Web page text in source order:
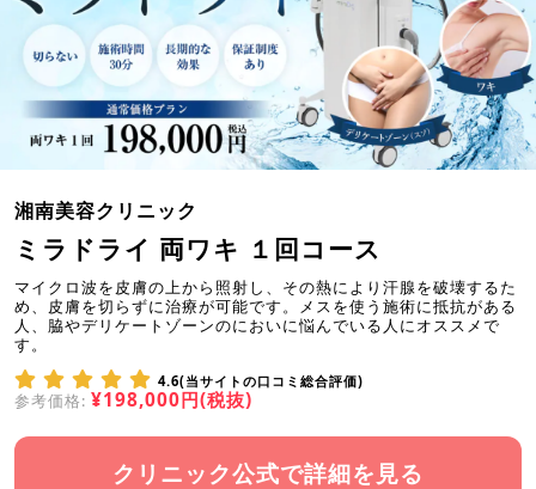
湘南美容クリニック
ミラドライ 両ワキ １回コース
マイクロ波を皮膚の上から照射し、その熱により汗腺を破壊するた
め、皮膚を切らずに治療が可能です。メスを使う施術に抵抗がある
人、脇やデリケートゾーンのにおいに悩んでいる人にオススメで
す。
4.6(当サイトの口コミ総合評価)
参考価格: ¥198,000円(税抜)
クリニック公式で詳細を見る